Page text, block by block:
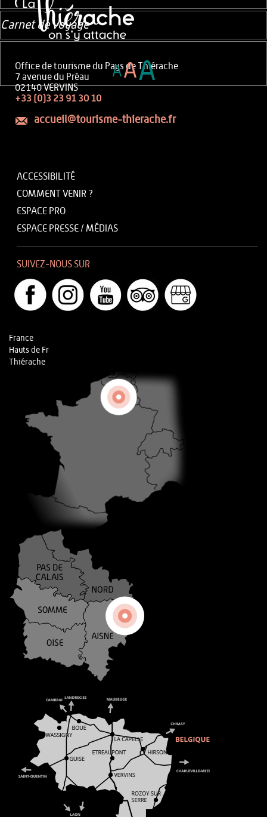
Office de tourisme du Pays de Thiérache
7 avenue du Préau
02140 VERVINS
+33 (0)3 23 91 30 10
accueil@tourisme-thierache.fr
ACCESSIBILITÉ
COMMENT VENIR ?
ESPACE PRO
ESPACE PRESSE / MÉDIAS
SUIVEZ-NOUS SUR
France
Hauts de Fr
Thiérache
Carnet de voyage
AAA